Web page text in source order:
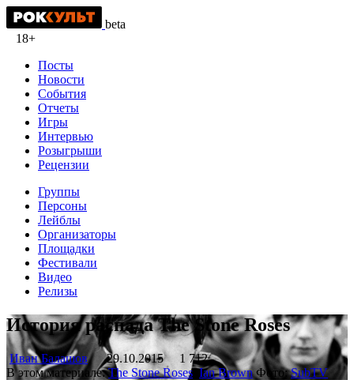
beta
18+
Посты
Новости
События
Отчеты
Игры
Интервью
Розыгрыши
Рецензии
Группы
Персоны
Лейблы
Организаторы
Площадки
Фестивали
Видео
Релизы
История распада The Stone Roses
Иван Балашов 29.10.2015
1 712
В этом материале:The Stone Roses,Ian Brown Фото:SubTV